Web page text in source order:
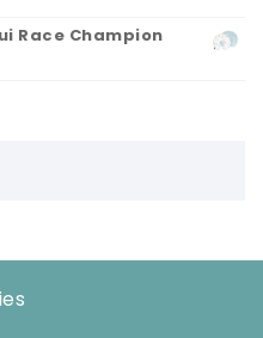
Race Champion